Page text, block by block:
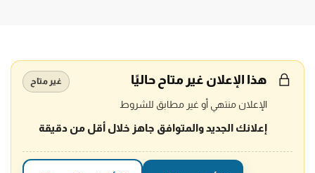
هذا الإعلان غير متاح حاليًا غير متاح
الإعلان منتهي أو غير مطابق للشروط
إعلانك الجديد والمتوافق جاهز خلال أقل من دقيقة